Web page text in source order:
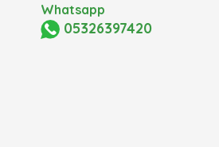
Whatsapp
05326397420